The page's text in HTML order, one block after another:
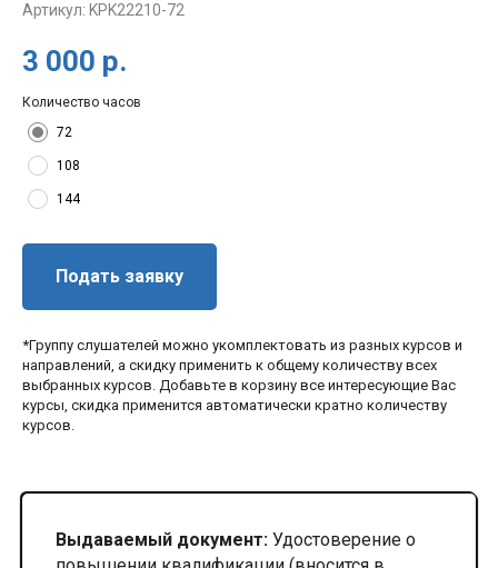
Артикул: KPK22210-72
3 000 р.
Количество часов
72
108
144
Подать заявку
*Группу слушателей можно укомплектовать из разных курсов и
направлений, а скидку применить к общему количеству всех
выбранных курсов. Добавьте в корзину все интересующие Вас
курсы, скидка применится автоматически кратно количеству
курсов.
Выдаваемый документ: Удостоверение о